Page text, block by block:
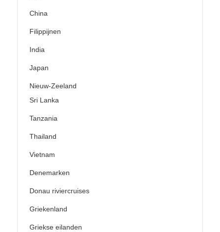
China
Filippijnen
India
Japan
Nieuw-Zeeland
Sri Lanka
Tanzania
Thailand
Vietnam
Denemarken
Donau riviercruises
Griekenland
Griekse eilanden